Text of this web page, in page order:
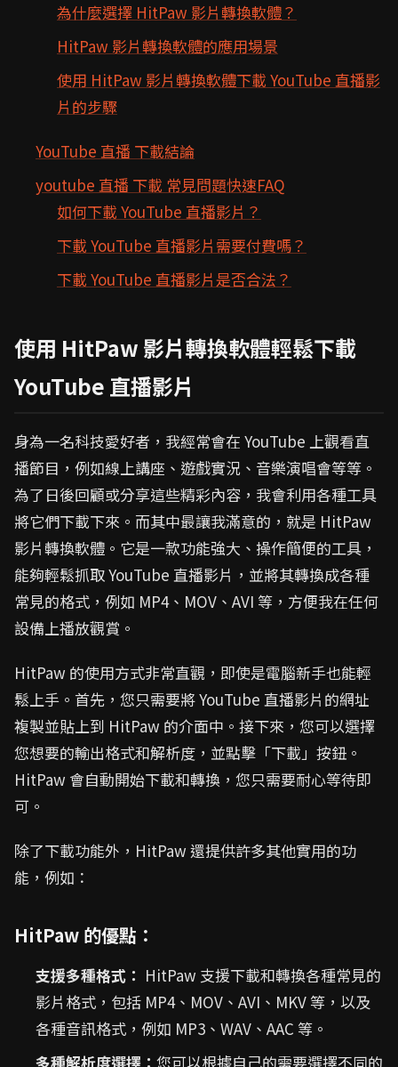
為什麼選擇 HitPaw 影片轉換軟體？
HitPaw 影片轉換軟體的應用場景
使用 HitPaw 影片轉換軟體下載 YouTube 直播影
片的步驟
YouTube 直播 下載結論
youtube 直播 下載 常見問題快速FAQ
如何下載 YouTube 直播影片？
下載 YouTube 直播影片需要付費嗎？
下載 YouTube 直播影片是否合法？
使用 HitPaw 影片轉換軟體輕鬆下載
YouTube 直播影片
身為一名科技愛好者，我經常會在 YouTube 上觀看直
播節目，例如線上講座、遊戲實況、音樂演唱會等等。
為了日後回顧或分享這些精彩內容，我會利用各種工具
將它們下載下來。而其中最讓我滿意的，就是 HitPaw
影片轉換軟體。它是一款功能強大、操作簡便的工具，
能夠輕鬆抓取 YouTube 直播影片，並將其轉換成各種
常見的格式，例如 MP4、MOV、AVI 等，方便我在任何
設備上播放觀賞。
HitPaw 的使用方式非常直觀，即使是電腦新手也能輕
鬆上手。首先，您只需要將 YouTube 直播影片的網址
複製並貼上到 HitPaw 的介面中。接下來，您可以選擇
您想要的輸出格式和解析度，並點擊「下載」按鈕。
HitPaw 會自動開始下載和轉換，您只需要耐心等待即
可。
除了下載功能外，HitPaw 還提供許多其他實用的功
能，例如：
HitPaw 的優點：
支援多種格式： HitPaw 支援下載和轉換各種常見的
影片格式，包括 MP4、MOV、AVI、MKV 等，以及
各種音訊格式，例如 MP3、WAV、AAC 等。
多種解析度選擇： 您可以根據自己的需要選擇不同的